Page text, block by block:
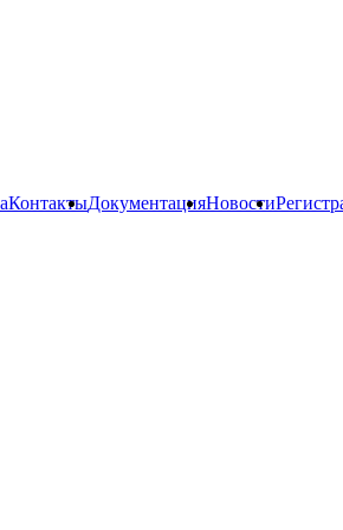
КонтактыДокументацияНовости